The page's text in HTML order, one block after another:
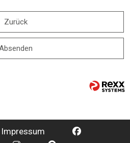
Zurück
Impressum